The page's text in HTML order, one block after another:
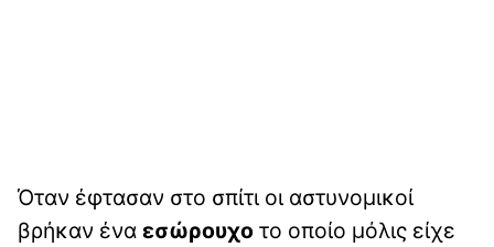
Όταν έφτασαν στο σπίτι οι αστυνομικοί
βρήκαν ένα εσώρουχο το οποίο μόλις είχε